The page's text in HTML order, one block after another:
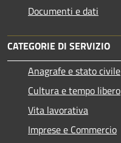
Documenti e dati
CATEGORIE DI SERVIZIO
Anagrafe e stato civile
Cultura e tempo libero
Vita lavorativa
Imprese e Commercio